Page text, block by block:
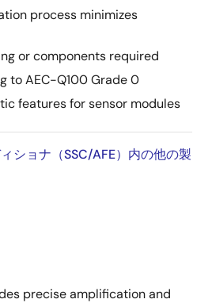
process minimizes
or components required
to AEC-Q100 Grade 0
features for sensor modules
ショナ（SSC/AFE）内の他の製
precise amplification and